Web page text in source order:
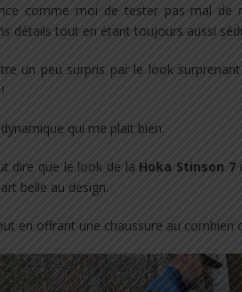
comme moi de tester pas mal de
détails tout en étant toujours aussi
un peu surpris par le look
qui me plait bien.
dire que le look de la Hoka Stinson 7
belle au design.
en offrant une chaussure au combien